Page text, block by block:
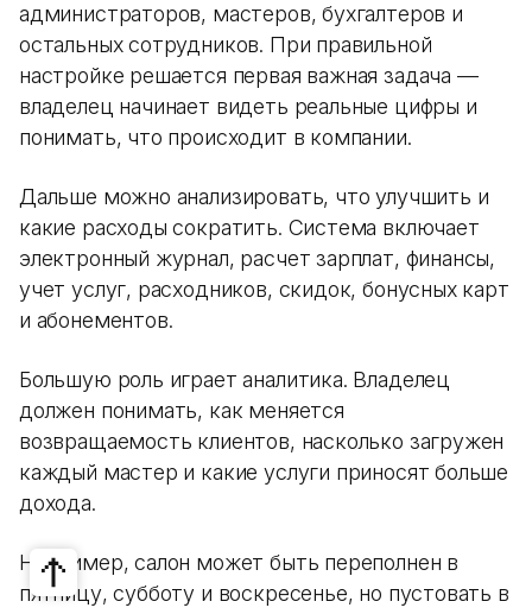
администраторов, мастеров, бухгалтеров и
остальных сотрудников. При правильной
настройке решается первая важная задача —
владелец начинает видеть реальные цифры и
понимать, что происходит в компании.
Дальше можно анализировать, что улучшить и
какие расходы сократить. Система включает
электронный журнал, расчет зарплат, финансы,
учет услуг, расходников, скидок, бонусных карт
и абонементов.
Большую роль играет аналитика. Владелец
должен понимать, как меняется
возвращаемость клиентов, насколько загружен
каждый мастер и какие услуги приносят больше
дохода.
Например, салон может быть переполнен в
пятницу, субботу и воскресенье, но пустовать в